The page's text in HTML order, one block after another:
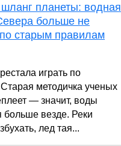
планеты: водная
больше не
старым правилам
играть по
методичка ученых
— значит, воды
больше везде. Реки
лед тая...